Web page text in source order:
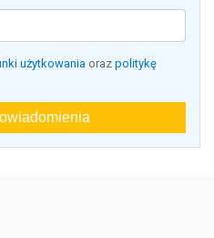
użytkowania oraz politykę